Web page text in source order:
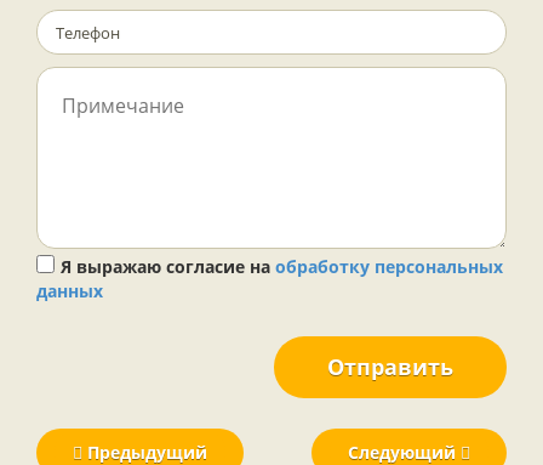
Я выражаю согласие на обработку персональных
данных
Отправить
Предыдущий Следующий